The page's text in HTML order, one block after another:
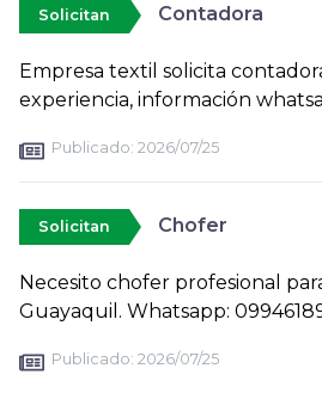
Solicitan Contadora
Empresa textil solicita
experiencia, información
Publicado: 2026/07/25
Solicitan Chofer
Necesito chofer profesional
Guayaquil. Whatsapp:
Publicado: 2026/07/25